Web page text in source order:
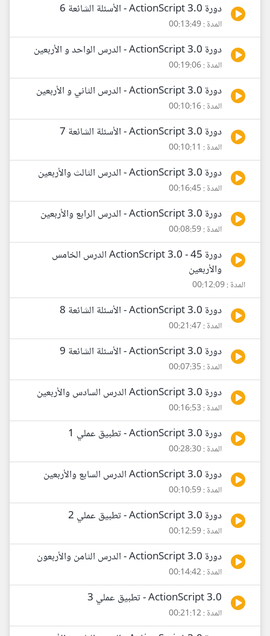
دورة ActionScript 3.0 - الأسئلة الشائعة 6
المدة : 00:13:49
دورة ActionScript 3.0 - الدرس الواحد و الأربعين
المدة : 00:19:06
دورة ActionScript 3.0 - الدرس الثاني و الأربعين
المدة : 00:10:16
دورة ActionScript 3.0 - الأسئلة الشائعة 7
المدة : 00:10:11
دورة ActionScript 3.0 - الدرس الثالث والأربعين
المدة : 00:16:45
دورة ActionScript 3.0 - الدرس الرابع والأربعين
المدة : 00:08:59
دورة ActionScript 3.0 - 45 الدرس الخامس
والأربعين
المدة : 00:12:09
دورة ActionScript 3.0 - الأسئلة الشائعة 8
المدة : 00:21:47
دورة ActionScript 3.0 - الأسئلة الشائعة 9
المدة : 00:07:35
دورة ActionScript 3.0 الدرس السادس والأربعين
المدة : 00:16:53
دورة ActionScript 3.0 - تطبيق عملي 1
المدة : 00:28:30
دورة ActionScript 3.0 الدرس السابع والأربعين
المدة : 00:10:59
دورة ActionScript 3.0 - تطبيق عملي 2
المدة : 00:12:59
دورة ActionScript 3.0 - الدرس الثامن والأربعون
المدة : 00:14:42
ActionScript 3.0 - تطبيق عملي 3
المدة : 00:21:12